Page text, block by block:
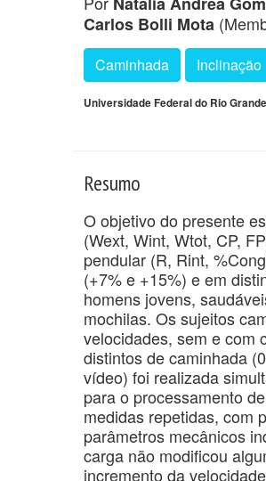
Carlos Bolli Mota
Caminhada Inclinação
Universidade Federal do Rio
Resumo
O objetivo do presente
(Wext, Wint, Wtot, CP,
pendular (R, Rint,
(+7% e +15%) e em
homens jovens,
mochilas. Os sujeitos
velocidades, sem e com
distintos de caminhada
vídeo) foi realizada
para o processamento
medidas repetidas, com
parâmetros mecânicos
carga não modificou
incremento da